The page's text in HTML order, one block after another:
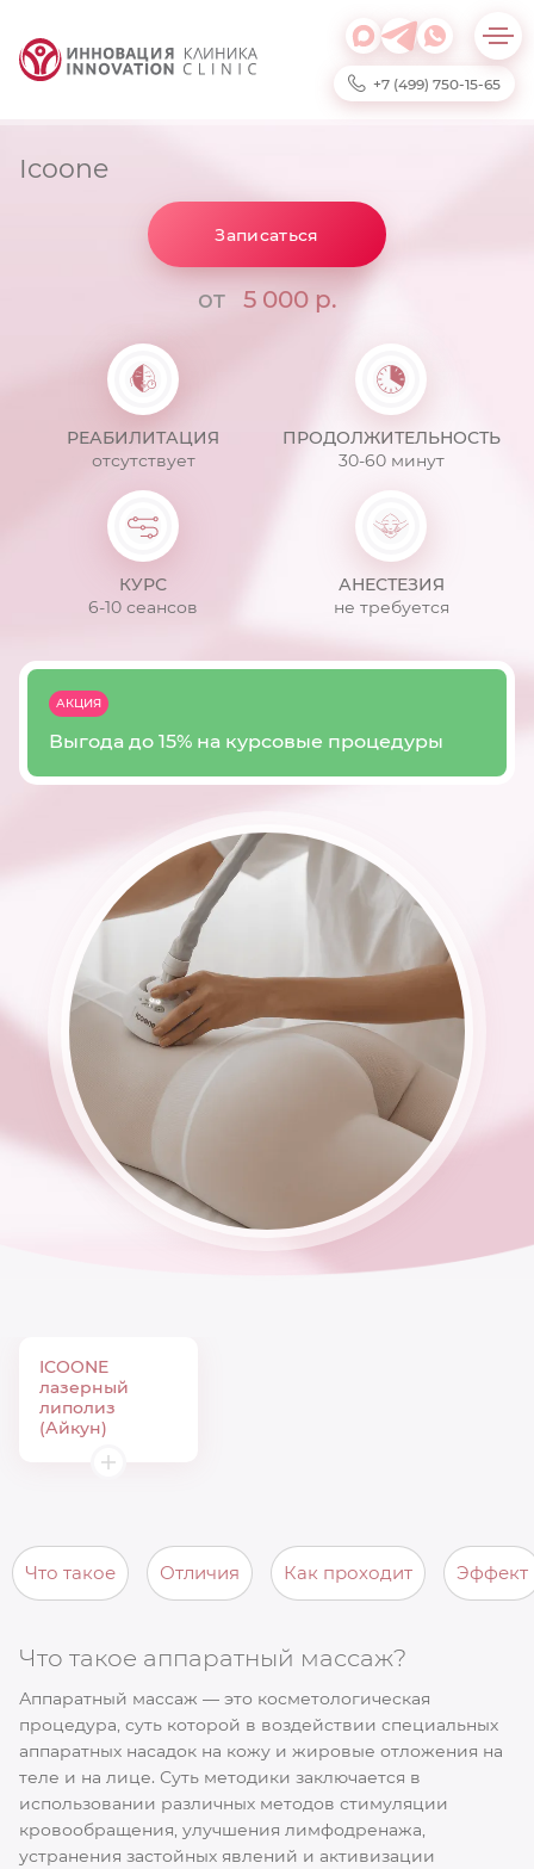
+7 (499) 750-15-65
Icoone
Записаться
от 5 000 р.
РЕАБИЛИТАЦИЯ
отсутствует
ПРОДОЛЖИТЕЛЬНОСТЬ
30-60 минут
КУРС
6-10 сеансов
АНЕСТЕЗИЯ
не требуется
АКЦИЯ
Выгода до 15% на курсовые процедуры
ICOONE
лазерный
липолиз
(Айкун)
Что такое Отличия Как проходит Эффект
Что такое аппаратный массаж?
Аппаратный массаж — это косметологическая
процедура, суть которой в воздействии специальных
аппаратных насадок на кожу и жировые отложения на
теле и на лице. Суть методики заключается в
использовании различных методов стимуляции
кровообращения, улучшения лимфодренажа,
устранения застойных явлений и активизации